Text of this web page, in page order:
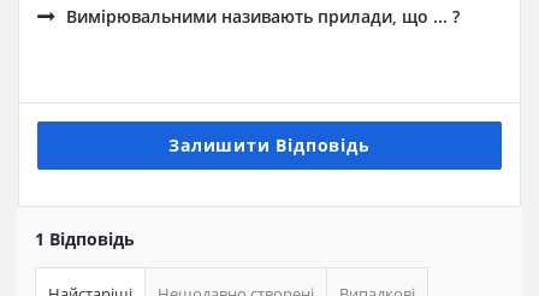
Вимірювальними називають прилади, що ... ?
Залишити Відповідь
1 Відповідь